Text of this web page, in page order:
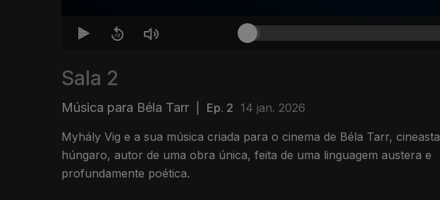
Sala 2
Música para Béla Tarr Ep. 2 14 jan. 2026
Myhály Vig e a sua música criada para o cinema de Béla Tarr, cineasta
húngaro, autor de uma obra única, feita de uma linguagem austera e
profundamente poética.